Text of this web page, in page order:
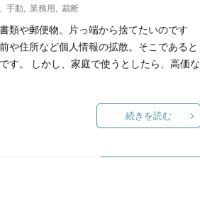
,手動 ,業務用 ,裁断
類や郵便物。片っ端から捨てたいのです
や住所など個人情報の拡散。そこであると
す。 しかし、家庭で使うとしたら、高価な
続きを読む